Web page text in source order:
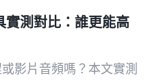
測對比：誰更能高
影片音頻嗎？本文實測